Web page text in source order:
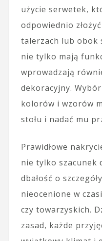
użycie serwetek,
odpowiednio
talerzach lub obok
nie tylko mają
wprowadzają
dekoracyjny.
kolorów i wzorów
stołu i nadać mu
Prawidłowe
nie tylko szacunek
dbałość o
nieocenione w
czy towarzyskich.
zasad, każde